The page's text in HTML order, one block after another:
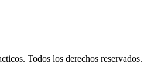
Todos los derechos reservados.